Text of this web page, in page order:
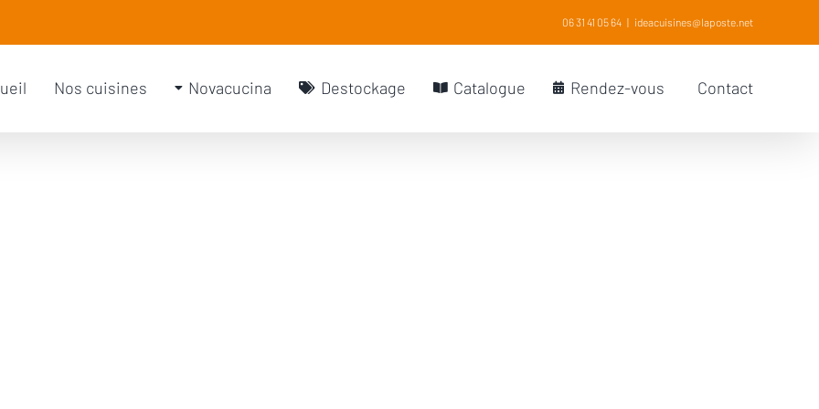
06 31 41 05 64 | ideacuisines@laposte.net
Nos cuisines Novacucina Destockage Catalogue Rendez-vous Contact